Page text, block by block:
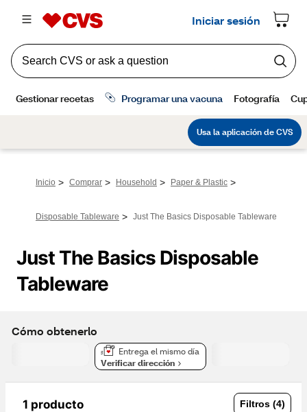
Inicio > Comprar > Household > Paper & Plastic >
Disposable Tableware > Just The Basics Disposable Tableware
Just The Basics Disposable
Tableware
Cómo obtenerlo
Entrega el mismo día
Verificar dirección
1 producto Filtros (4)